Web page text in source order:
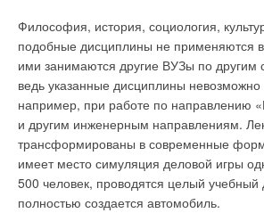
Философия, история, социология,
подобные дисциплины не применяются в
ими занимаются другие ВУЗы по другим
ведь указанные дисциплины невозможно
например, при работе по направлению
и другим инженерным направлениям.
трансформированы в современные
имеет место симуляция деловой игры
500 человек, проводятся целый учебный
полностью создается автомобиль.